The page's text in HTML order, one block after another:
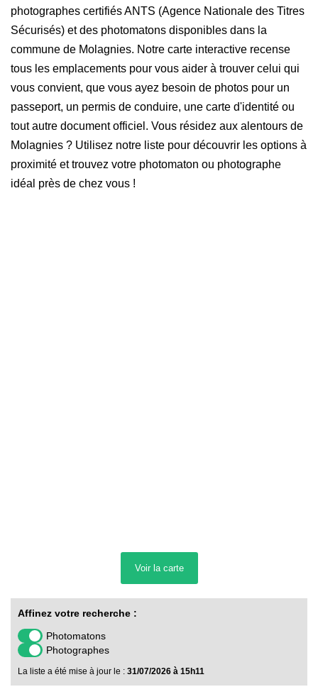
photographes certifiés ANTS (Agence Nationale des Titres
Sécurisés) et des photomatons disponibles dans la
commune de Molagnies. Notre carte interactive recense
tous les emplacements pour vous aider à trouver celui qui
vous convient, que vous ayez besoin de photos pour un
passeport, un permis de conduire, une carte d'identité ou
tout autre document officiel. Vous résidez aux alentours de
Molagnies ? Utilisez notre liste pour découvrir les options à
proximité et trouvez votre photomaton ou photographe
idéal près de chez vous !
Voir la carte
Affinez votre recherche :
Photomatons
Photographes
La liste a été mise à jour le : 31/07/2026 à 15h11